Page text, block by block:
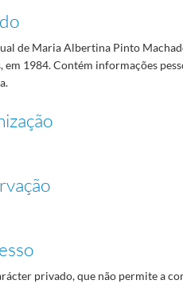
de Maria Albertina Pinto
em 1984. Contém informações
privado, que não permite a